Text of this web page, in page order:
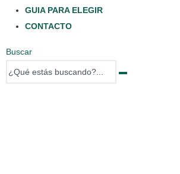
GUIA PARA ELEGIR
CONTACTO
Buscar